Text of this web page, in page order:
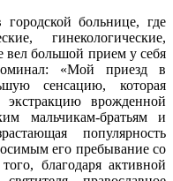
больнице, где
гинекологические,
вел большой прием у себя
«Мой приезд в
сенсацию, которая
экстракцию врожденной
мальчикам-братьям и
популярность
его пребывание со
благодаря активной